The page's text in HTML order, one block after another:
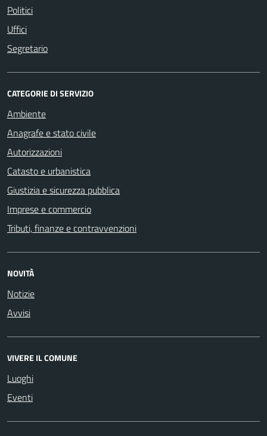
Politici
Uffici
Segretario
CATEGORIE DI SERVIZIO
Ambiente
Anagrafe e stato civile
Autorizzazioni
Catasto e urbanistica
Giustizia e sicurezza pubblica
Imprese e commercio
Tributi, finanze e contravvenzioni
NOVITÀ
Notizie
Avvisi
VIVERE IL COMUNE
Luoghi
Eventi